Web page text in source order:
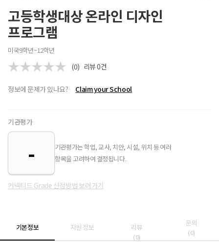
고등학생대상 온라인 디자인
프로그램
미국9학년~12학년
(0) 리뷰0건
정보에 문제가 있나요? Claim your School
기관평가
-
기관평가는 학업, 교사, 치안, 시설, 위치 등 여러
항목을 고려하여 결정됩니다.
커넥티드 Grade 산정방법 보러가기
기본정보 지원 정보
리뷰
(0)
문의
(0)